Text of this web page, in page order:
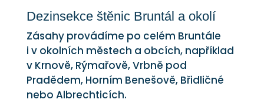
Dezinsekce štěnic Bruntál a okolí
Zásahy provádíme po celém Bruntále
i v okolních městech a obcích, například
v Krnově, Rýmařově, Vrbně pod
Pradědem, Horním Benešově, Břidličné
nebo Albrechticích.